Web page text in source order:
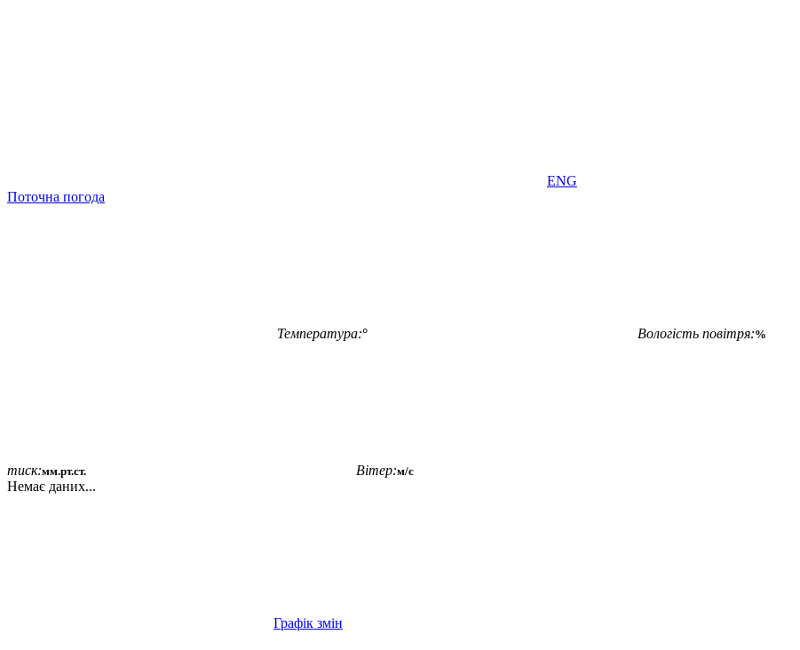
ENG
Поточна погода
Температура:° Вологість повітря:%
тиск:мм.рт.ст. Вітер:м/с
Немає даних...
Графік змін